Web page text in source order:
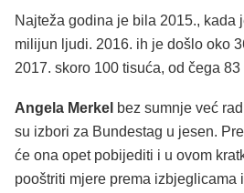
Najteža godina je bila 2015., kada
milijun ljudi. 2016. ih je došlo oko
2017. skoro 100 tisuća, od čega
Angela Merkel bez sumnje već
su izbori za Bundestag u jesen.
će ona opet pobijediti i u ovom
pooštriti mjere prema izbjeglicama